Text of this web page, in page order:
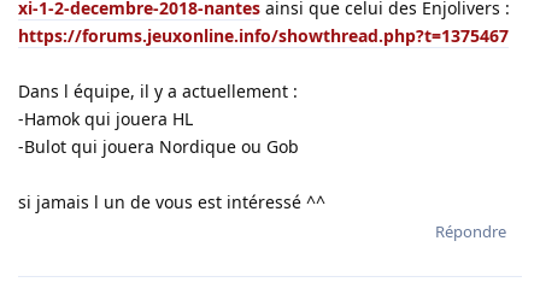
xi-1-2-decembre-2018-nantes ainsi que celui des Enjolivers :
https://forums.jeuxonline.info/showthread.php?t=1375467
Dans l équipe, il y a actuellement :
-Hamok qui jouera HL
-Bulot qui jouera Nordique ou Gob
si jamais l un de vous est intéressé ^^
Répondre